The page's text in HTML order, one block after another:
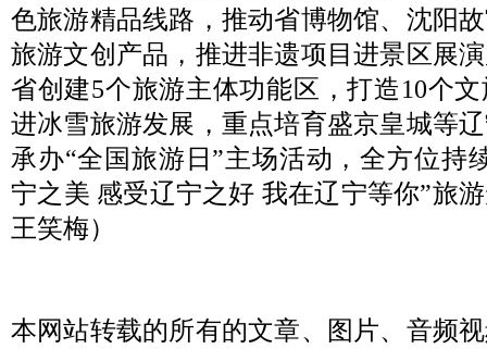
色旅游精品线路，推动省博物馆、沈阳
旅游文创产品，推进非遗项目进景区展
省创建5个旅游主体功能区，打造10个
进冰雪旅游发展，重点培育盛京皇城等
承办“全国旅游日”主场活动，全方位持
宁之美 感受辽宁之好 我在辽宁等你”旅
王笑梅）
本网站转载的所有的文章、图片、音频